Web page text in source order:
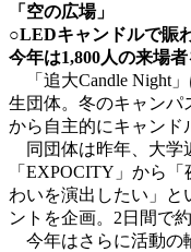
「空の広場」
○LEDキャンドルで賑
今年は1,800人の来場
「追大Candle Night
生団体。冬のキャンパ
から自主的にキャンド
同団体は昨年、大学
「EXPOCITY」から
わいを演出したい」
ントを企画。2日間で
今年はさらに活動の